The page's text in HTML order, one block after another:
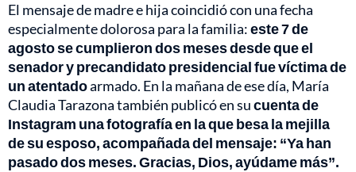
El mensaje de madre e hija coincidió con una fecha
especialmente dolorosa para la familia:este 7 de
agosto se cumplieron dos meses desde que el
senador y precandidato presidencial fue víctima de
un atentadoarmado. En la mañana de ese día, María
Claudia Tarazona también publicó en sucuenta de
Instagram una fotografía en la que besa la mejilla
de su esposo, acompañada del mensaje: “Ya han
pasado dos meses. Gracias, Dios, ayúdame más”.